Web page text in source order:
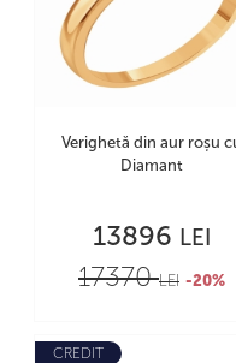
Verighetă din aur roșu
Diamant
13896 LEI
17370LEI -20%
CREDIT